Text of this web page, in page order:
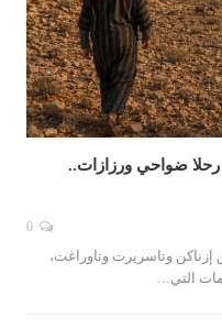
رحلا ضواحي ورزازات..
وتاسريرت وتاوراغت،
التي…